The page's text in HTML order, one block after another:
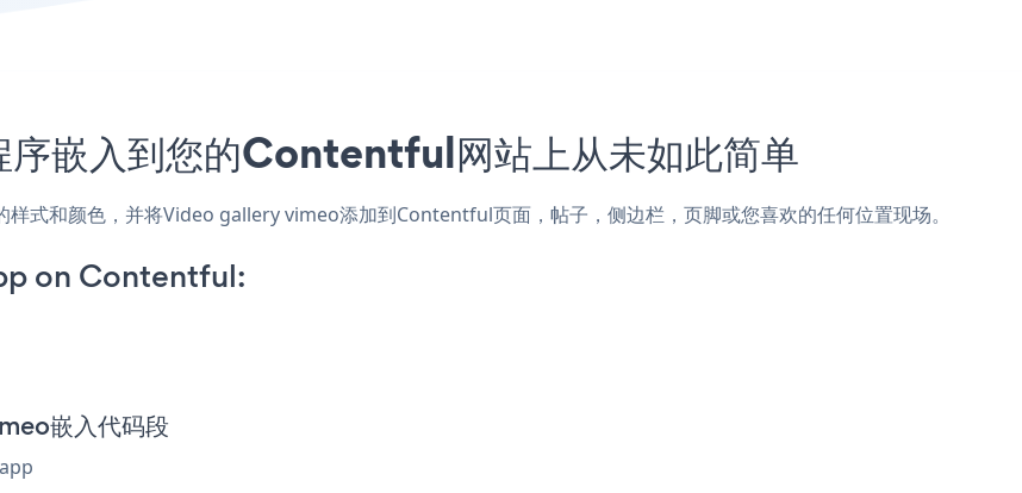
嵌入到您的Contentful网站上从未如此简单
式和颜色，并将Video gallery vimeo添加到Contentful页面，帖子，侧边栏，页脚或您喜欢的任何位置现场。
on Contentful:
嵌入代码段